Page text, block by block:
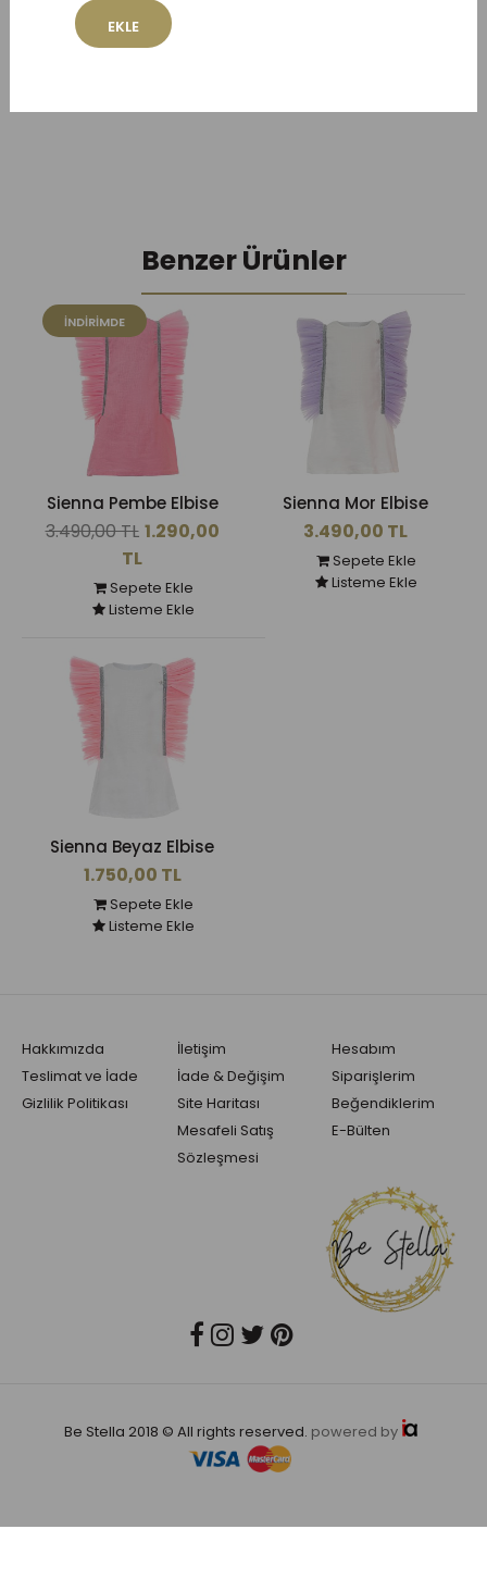
EKLE
ADET
Benzer Ürünler
İNDIRIMDE
Sienna Pembe Elbise
3.490,00 TL 1.290,00
TL
Sepete Ekle
Listeme Ekle
Sienna Mor Elbise
3.490,00 TL
Sepete Ekle
Listeme Ekle
Sienna Beyaz Elbise
1.750,00 TL
Sepete Ekle
Listeme Ekle
Hakkımızda
Teslimat ve İade
Gizlilik Politikası
İletişim
İade & Değişim
Site Haritası
Mesafeli Satış
Sözleşmesi
Hesabım
Siparişlerim
Beğendiklerim
E-Bülten
Be Stella 2018 © All rights reserved. powered by